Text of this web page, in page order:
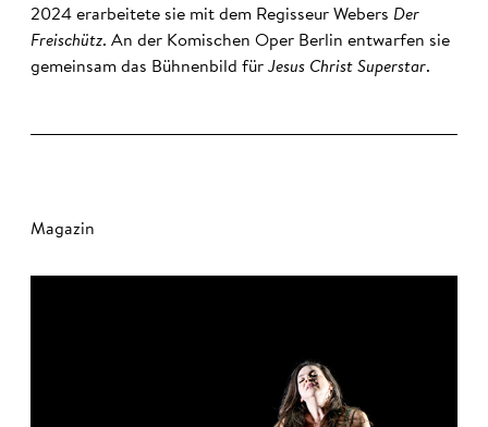
2024 erarbeitete sie mit dem Regisseur Webers Der
Freischütz. An der Komischen Oper Berlin entwarfen sie
gemeinsam das Bühnenbild für Jesus Christ Superstar.
Magazin